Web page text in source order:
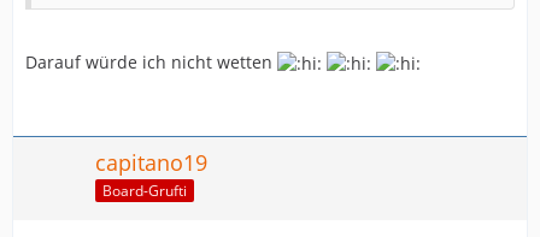
Darauf würde ich nicht wetten
capitano19
Board-Grufti